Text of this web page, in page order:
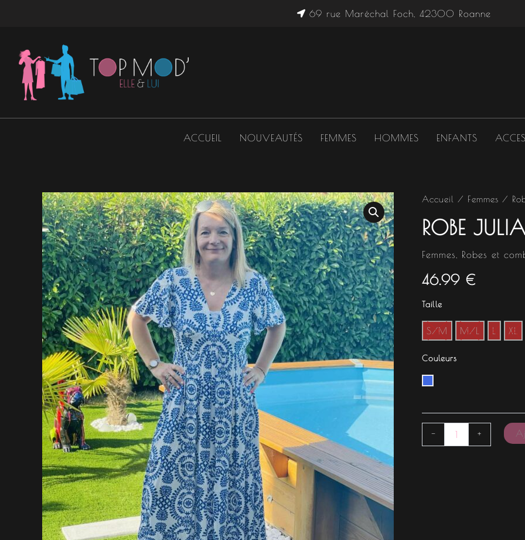
69 rue Maréchal Foch, 42300 Roanne
ACCUEIL NOUVEAUTÉS FEMMES HOMMES ENFANTS
Accueil / Femmes /
ROBE JULIA
Femmes Robes et
46.99 €
Taille
S/M M/L L XL
Couleurs
-
quantité
Robe
Julia
+